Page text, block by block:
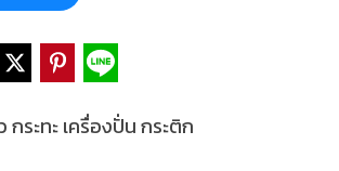
กระทะ เครื่องปั่น กระติก